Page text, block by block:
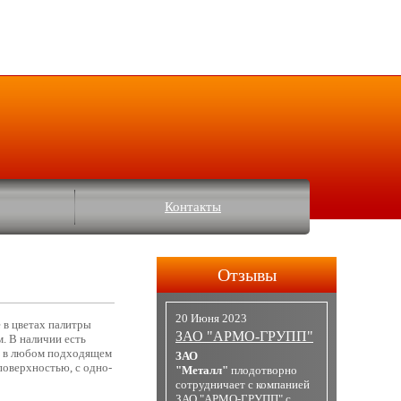
Контакты
цветах палитры
В наличии есть
в любом подходящем
с одно-
Отзывы
20 Июня 2023
ЗАО "АРМО-ГРУПП"
ЗАО
"Металл" плодотворно
сотрудничает с компанией